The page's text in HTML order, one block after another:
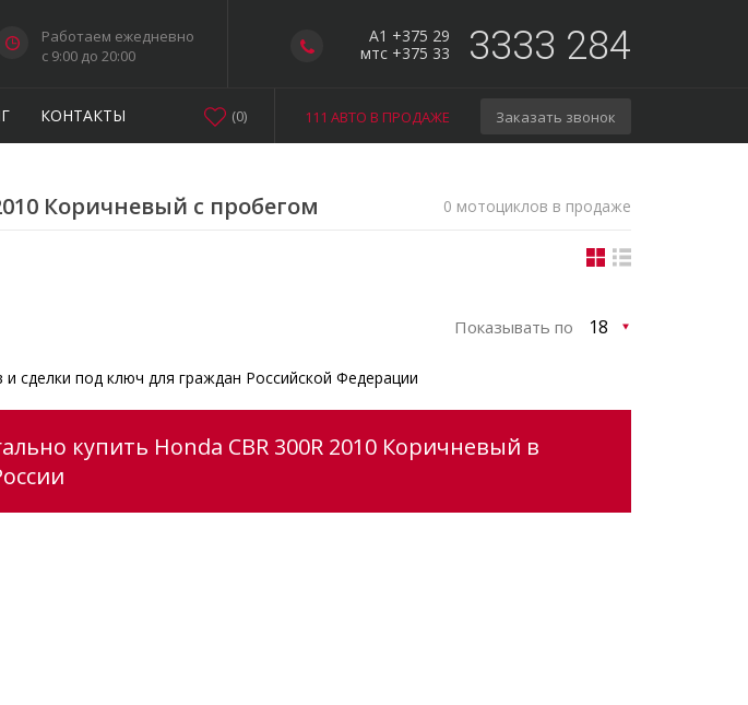
A1 +375 29
мтс +375 33
3333 284
Работаем ежедневно
c 9:00 до 20:00
КОНТАКТЫ 111 АВТО В ПРОДАЖЕ Заказать звонок
(0)
Коричневый с пробегом 0 мотоциклов в продаже
Показывать по
под ключ для граждан Российской Федерации
купить Honda CBR 300R 2010 Коричневый в